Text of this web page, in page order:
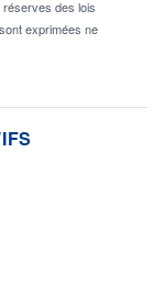
des lois
exprimées ne